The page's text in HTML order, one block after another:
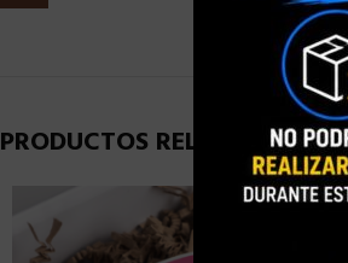
PRODUCTOS RELACIONADOS